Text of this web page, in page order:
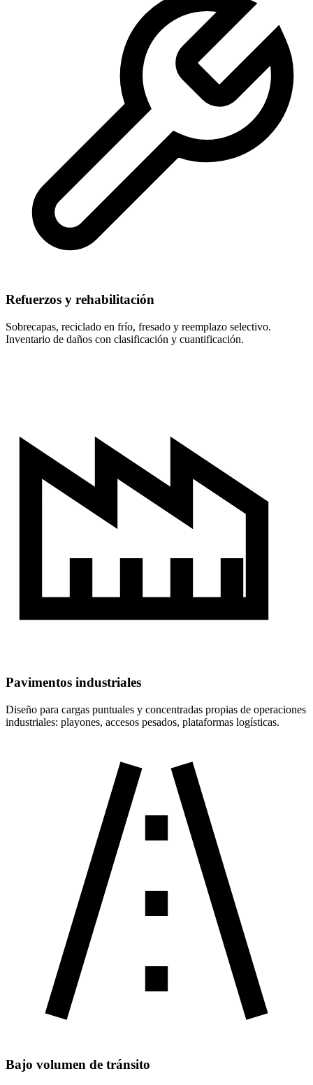
Refuerzos y rehabilitación
Sobrecapas, reciclado en frío, fresado y reemplazo selectivo.
Inventario de daños con clasificación y cuantificación.
Pavimentos industriales
Diseño para cargas puntuales y concentradas propias de operaciones
industriales: playones, accesos pesados, plataformas logísticas.
Bajo volumen de tránsito